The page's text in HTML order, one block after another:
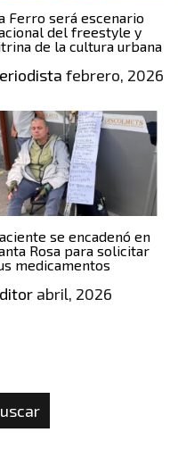
Ferro será escenario
del freestyle y
de la cultura urbana
febrero, 2026
se encadenó en
Rosa para solicitar
medicamentos
abril, 2026